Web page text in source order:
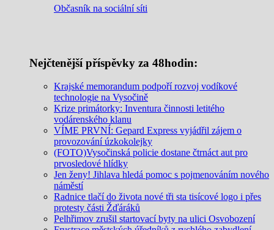
Občasník na sociální síti
Nejčtenější příspěvky za 48hodin:
Krajské memorandum podpoří rozvoj vodíkové
technologie na Vysočině
Krize primátorky: Inventura činnosti letitého
vodárenského klanu
VÍME PRVNÍ: Gepard Express vyjádřil zájem o
provozování úzkokolejky
(FOTO)Vysočinská policie dostane čtrnáct aut pro
prvosledové hlídky
Jen ženy! Jihlava hledá pomoc s pojmenováním nového
náměstí
Radnice tlačí do života nové tři sta tisícové logo i přes
protesty části Žďáráků
Pelhřimov zrušil startovací byty na ulici Osvobození